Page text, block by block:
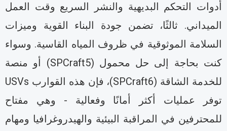
التحكم البديهية والنشر السريع وقت العمل
ثالثًا، تضمن جودة البناء القوية وميزات
الموثوقية في ظروف المياه القاسية. وسواء
كنت بحاجة إلى حل محمول (SPCraft5) أو منصة
للخدمة الشاقة (SPCraft6)، فإن هذه القوارب USVs
عمليات أكثر أمانًا وفعالية - وهي مفتاح
في المراقبة البيئية والهيدروغرافيا ومهام